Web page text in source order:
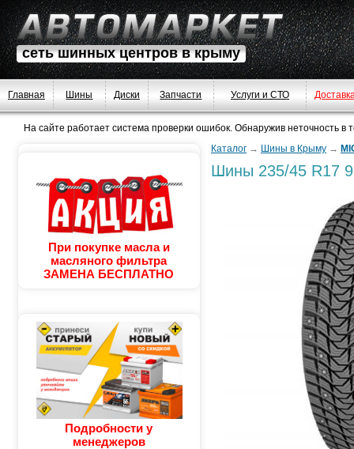
сеть шинных центров в крыму
Главная Шины Диски Запчасти Услуги и СТО
На сайте работает система проверки ошибок. Обнаружив неточность в
При покупке масла и
масляного фильтра
ЗАМЕНА БЕСПЛАТНО
Подробности у
менеджеров
Каталог → Шины в Крыму →
Шины 235/45 R17